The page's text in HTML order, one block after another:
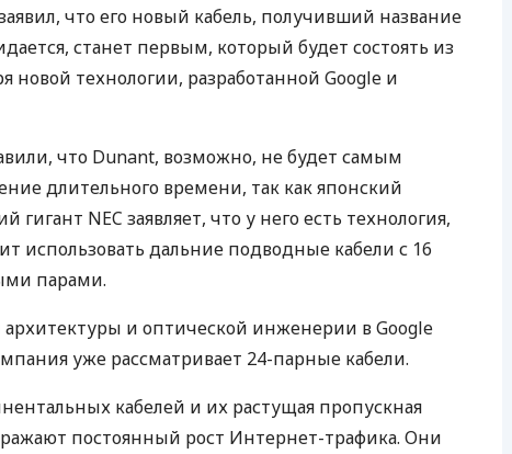
что его новый кабель, получивший название
станет первым, который будет состоять из
новой технологии, разработанной Google и
что Dunant, возможно, не будет самым
длительного времени, так как японский
гигант NEC заявляет, что у него есть технология,
использовать дальние подводные кабели с 16
парами.
архитектуры и оптической инженерии в Google
уже рассматривает 24-парные кабели.
кабелей и их растущая пропускная
постоянный рост Интернет-трафика. Они